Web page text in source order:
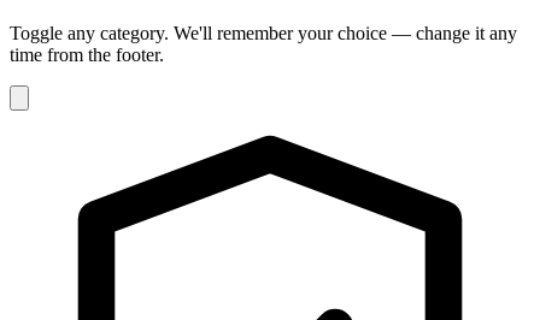
Toggle any category. We'll remember your choice — change it any
time from the footer.